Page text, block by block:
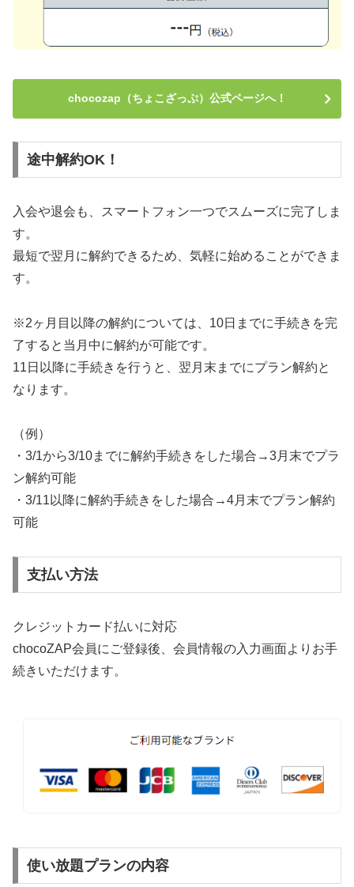
chocozap（ちょこざっぷ）公式ページへ！
途中解約OK！
入会や退会も、スマートフォン一つでスムーズに完了しま
す。
最短で翌月に解約できるため、気軽に始めることができま
す。
※2ヶ月目以降の解約については、10日までに手続きを完
了すると当月中に解約が可能です。
11日以降に手続きを行うと、翌月末までにプラン解約と
なります。
（例）
・3/1から3/10までに解約手続きをした場合→3月末でプラ
ン解約可能
・3/11以降に解約手続きをした場合→4月末でプラン解約
可能
支払い方法
クレジットカード払いに対応
chocoZAP会員にご登録後、会員情報の入力画面よりお手
続きいただけます。
使い放題プランの内容